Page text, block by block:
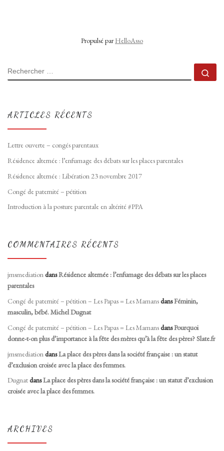
Propulsé parHelloAsso
RECHERCHER
ARTICLES RÉCENTS
Lettre ouverte – congés parentaux
Résidence alternée : l’enfumage des débats sur les places parentales
Résidence alternée : Libération 23 novembre 2017
Congé de paternité – pétition
Introduction à la posture parentale en altérité #PPA
COMMENTAIRES RÉCENTS
jmsmediationdansRésidence alternée : l’enfumage des débats sur les places
parentales
Congé de paternité – pétition – Les Papas = Les MamansdansFéminin,
masculin, bébé. Michel Dugnat
Congé de paternité – pétition – Les Papas = Les MamansdansPourquoi
donne-t-on plus d’importance à la fête des mères qu’à la fête des pères? Slate.fr
jmsmediation dansLa place des pères dans la société française : un statut
d’exclusion croisée avec la place des femmes.
DugnatdansLa place des pères dans la société française : un statut d’exclusion
croisée avec la place des femmes.
ARCHIVES